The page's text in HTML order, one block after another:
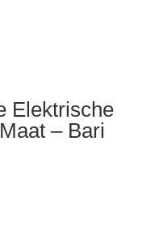
Elektrische
– Bari